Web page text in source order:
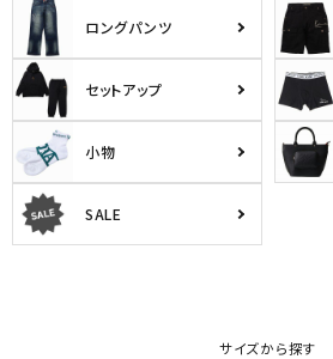
ロングパンツ
セットアップ
小物
SALE
サイズから探す